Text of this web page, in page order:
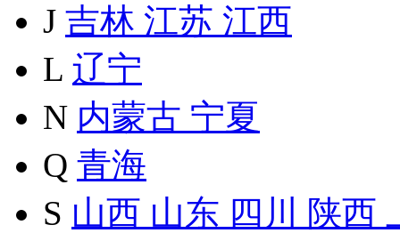
J 吉林 江苏 江西
L 辽宁
N 内蒙古 宁夏
Q 青海
S 山西 山东 四川 陕西